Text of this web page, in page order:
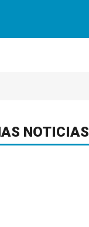
NOTICIAS